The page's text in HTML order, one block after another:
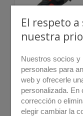
SSE65/50
El respeto
nuestra
Nuestros socios y
personales para
web y ofrecerle
personalizada. En
corrección o
elegir cambiar la